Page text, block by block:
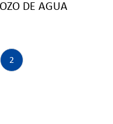
DE AGUA
2